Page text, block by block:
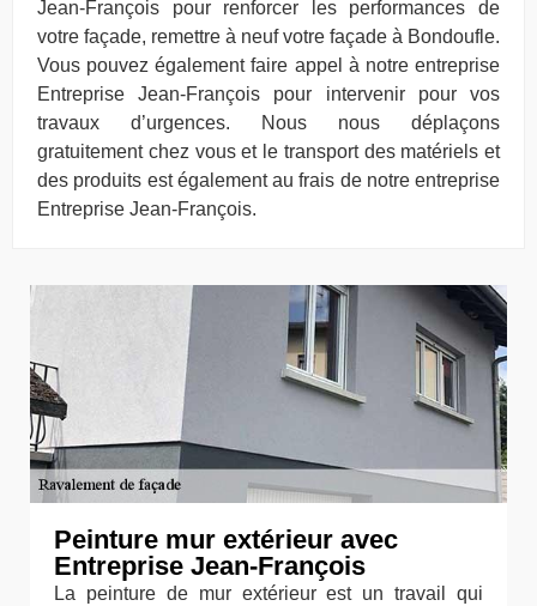
Jean-François pour renforcer les performances de
votre façade, remettre à neuf votre façade à Bondoufle.
Vous pouvez également faire appel à notre entreprise
Entreprise Jean-François pour intervenir pour vos
travaux d’urgences. Nous nous déplaçons
gratuitement chez vous et le transport des matériels et
des produits est également au frais de notre entreprise
Entreprise Jean-François.
Peinture mur extérieur avec
Entreprise Jean-François
La peinture de mur extérieur est un travail qui